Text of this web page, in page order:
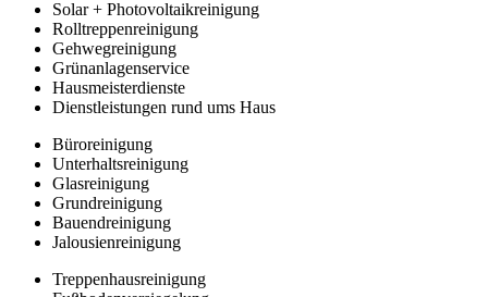
Solar + Photovoltaikreinigung
Rolltreppenreinigung
Gehwegreinigung
Grünanlagenservice
Hausmeisterdienste
Dienstleistungen rund ums Haus
Büroreinigung
Unterhaltsreinigung
Glasreinigung
Grundreinigung
Bauendreinigung
Jalousienreinigung
Treppenhausreinigung